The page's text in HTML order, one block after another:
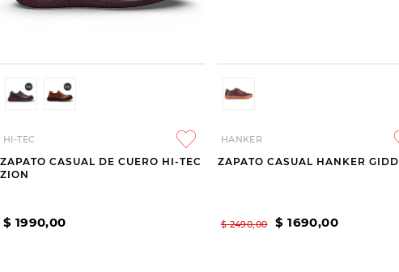
HI-TEC
ZAPATO CASUAL DE CUERO HI-TEC
ZION
$ 1990,00
HANKER
ZAPATO CASUAL HANKER GIDD
$ 2490,00 $ 1690,00